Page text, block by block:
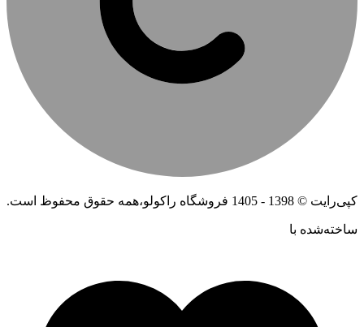
کپی‌رایت © 1398 - 1405 فروشگاه راکولو،همه حقوق محفوظ است.
ساخته‌شده ‌با